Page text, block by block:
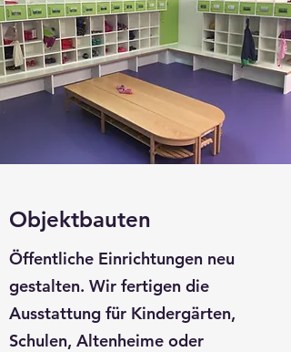
Objektbauten
Öffentliche Einrichtungen neu
gestalten. Wir fertigen die
Ausstattung für Kindergärten,
Schulen, Altenheime oder